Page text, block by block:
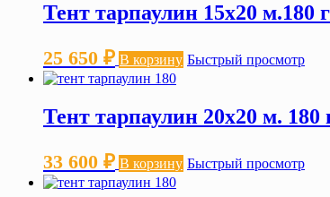
Тент тарпаулин 15х20 м.180
25 650 ₽ В корзину Быстрый просмотр
Тент тарпаулин 20х20 м.
33 600 ₽ В корзину Быстрый просмотр